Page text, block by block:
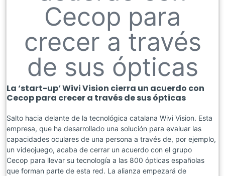
Cecop para
crecer a través
de sus ópticas
La ‘start-up’ Wivi Vision cierra un acuerdo con
Cecop para crecer a través de sus ópticas
Salto hacia delante de la tecnológica catalana Wivi Vision. Esta
empresa, que ha desarrollado una solución para evaluar las
capacidades oculares de una persona a través de, por ejemplo,
un videojuego, acaba de cerrar un acuerdo con el grupo
Cecop para llevar su tecnología a las 800 ópticas españolas
que forman parte de esta red. La alianza empezará de